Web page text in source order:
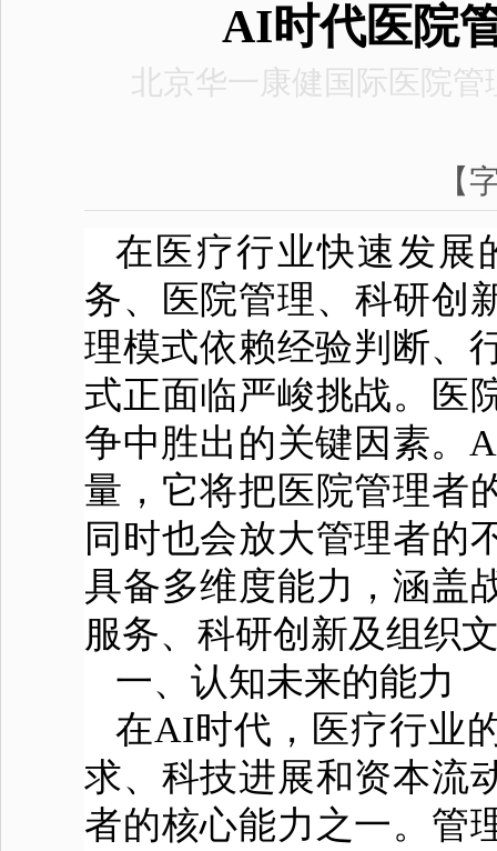
AI时代医院
北京华一康健国际医院管
【
在医疗行业快速发展
务、
医院管理、科研创
理模式依赖经验判断、
式正面临严峻挑战。医
争中胜出的关键因素。
量，它将把医院管理者
同时也会放大管理者的
具备多维度能力，涵盖
服务、科研创新及组织
一、认知未来的能力
在AI时代，医疗行业
求、科技进展和资本流
者的核心能力之一。管